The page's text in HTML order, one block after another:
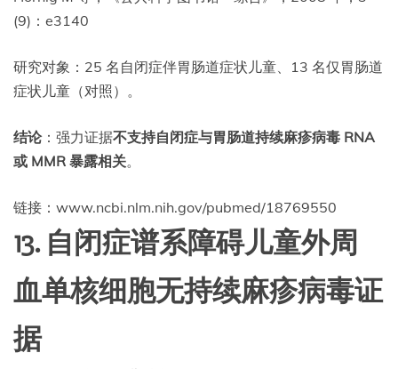
(9)：e3140
研究对象：25 名自闭症伴胃肠道症状儿童、13 名仅胃肠道
症状儿童（对照）。
结论：强力证据不支持自闭症与胃肠道持续麻疹病毒 RNA
或 MMR 暴露相关。
链接：www.ncbi.nlm.nih.gov/pubmed/18769550
13. 自闭症谱系障碍儿童外周
血单核细胞无持续麻疹病毒证
据